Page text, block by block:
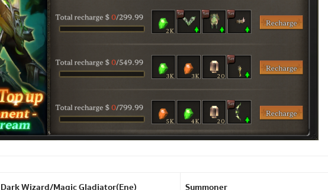
Dark Wizard/Magic Gladiator(Ene) Summoner